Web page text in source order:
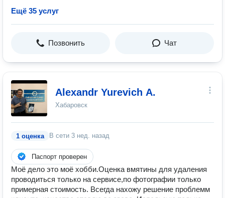
Ещё 35 услуг
Позвонить Чат
Alexandr Yurevich A.
Хабаровск
1 оценка В сети 3 нед. назад
Паспорт проверен
Моё дело это моё хобби.Оценка вмятины для удаления
проводиться только на сервисе,по фотографии только
примерная стоимость. Всегда нахожу решение проблемм